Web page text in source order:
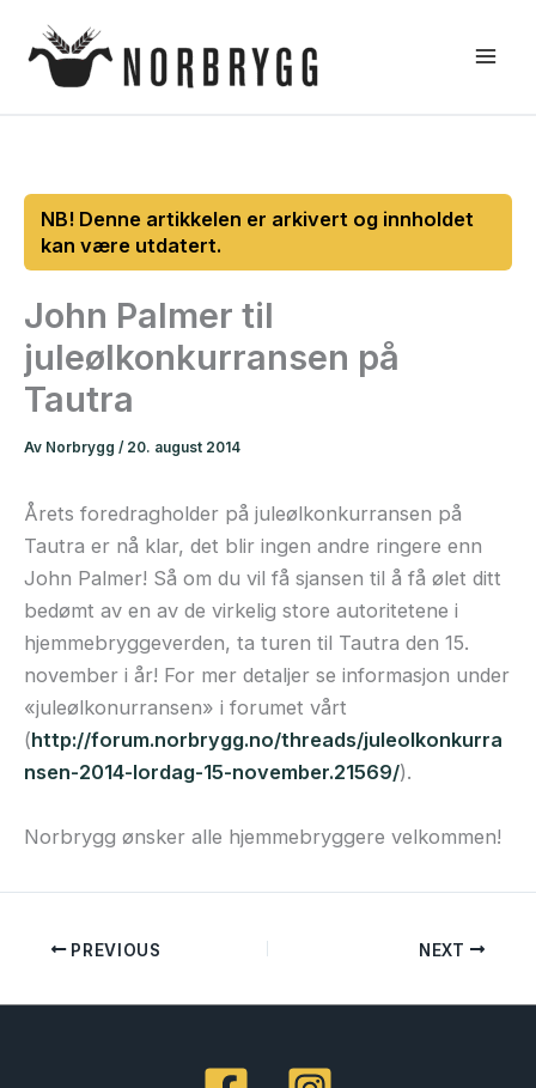
rett
John Palmer til
juleølkonkurransen på
Tautra
Av Norbrygg / 20. august 2014
Årets foredragholder på juleølkonkurransen på
Tautra er nå klar, det blir ingen andre ringere enn
John Palmer! Så om du vil få sjansen til å få ølet ditt
bedømt av en av de virkelig store autoritetene i
hjemmebryggeverden, ta turen til Tautra den 15.
november i år! For mer detaljer se informasjon under
«juleølkonurransen» i forumet vårt
(http://forum.norbrygg.no/threads/juleolkonkurra
nsen-2014-lordag-15-november.21569/).
Norbrygg ønsker alle hjemmebryggere velkommen!
PREVIOUS NEXT